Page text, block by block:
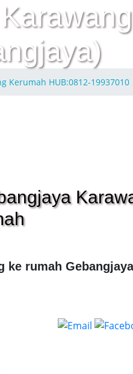
Kerumah HUB:0812-19937010
ke rumah Gebangjaya